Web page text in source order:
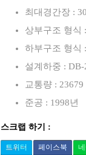
최대경간장 :
상부구조 형식
하부구조 형식
설계하중 : DB-
교통량 : 23679
준공 : 1998년
스크랩 하기 :
트위터 페이스북